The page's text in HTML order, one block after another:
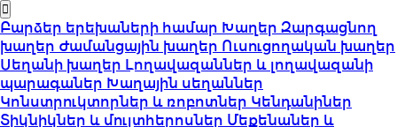
Բարձեր երեխաների համար Խաղեր Զարգացնող
խաղեր Ժամանցային խաղեր Ուսուցողական խաղեր
Սեղանի խաղեր Լողավազաններ և լողավազանի
պարագաներ Խաղային սեղաններ
Կոնստրուկտորներ և ռոբոտներ Կենդանիներ
Տիկնիկներ և մուլտհերոսներ Մեքենաներ և